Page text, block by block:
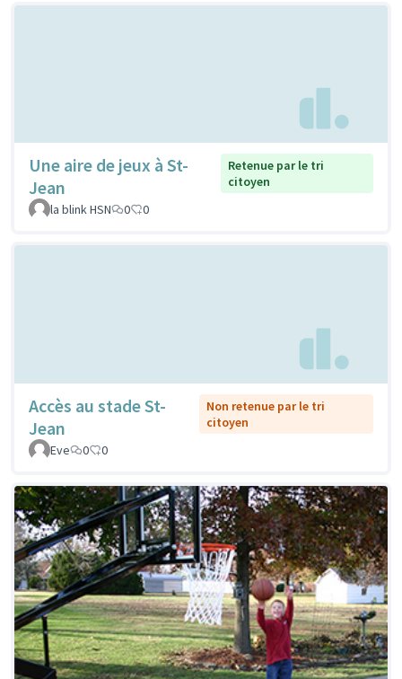
Une aire de jeux à St-
Jean
Retenue par le tri
citoyen
la blink HSN
0 0
Accès au stade St-
Jean
Non retenue par le tri
citoyen
Eve
0 0